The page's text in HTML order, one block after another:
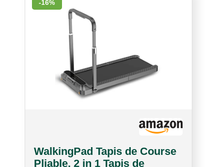
WalkingPad Tapis de Course
Pliable, 2 in 1 Tapis de
-16%